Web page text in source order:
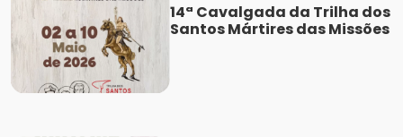
14ª Cavalgada da Trilha dos
Santos Mártires das Missões